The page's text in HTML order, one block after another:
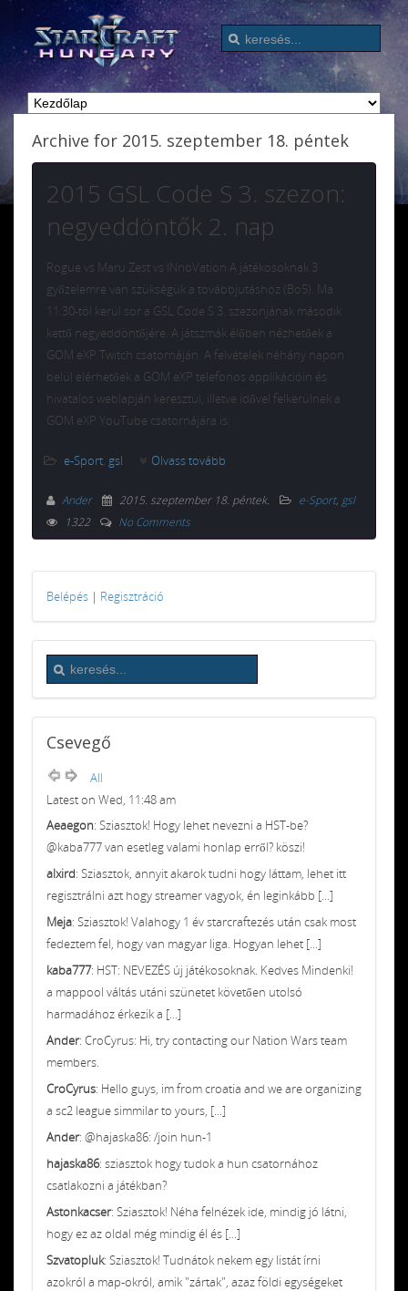
Archive for 2015. szeptember 18. péntek
2015 GSL Code S 3. szezon:
negyeddöntők 2. nap
Rogue vs Maru Zest vs INnoVation A játékosoknak 3
győzelemre van szükségük a továbbjutáshoz (Bo5). Ma
11:30-tól kerül sor a GSL Code S 3. szezonjának második
kettő negyeddöntőjére. A játszmák élőben nézhetőek a
GOM eXP Twitch csatornáján. A felvételek néhány napon
belül elérhetőek a GOM eXP telefonos applikációin és
hivatalos weblapján keresztül, illetve idővel felkerülnek a
GOM eXP YouTube csatornájára is.
e-Sport, gsl Olvass tovább
Ander 2015. szeptember 18. péntek. e-Sport, gsl
1322
No Comments
Belépés | Regisztráció
Csevegő
All
Latest on Wed, 11:48 am
Aeaegon: Sziasztok! Hogy lehet nevezni a HST-be?
@kaba777 van esetleg valami honlap erről? köszi!
alxird: Sziasztok, annyit akarok tudni hogy láttam, lehet itt
regisztrálni azt hogy streamer vagyok, én leginkább [...]
Meja: Sziasztok! Valahogy 1 év starcraftezés után csak most
fedeztem fel, hogy van magyar liga. Hogyan lehet [...]
kaba777: HST: NEVEZÉS új játékosoknak. Kedves Mindenki!
a mappool váltás utáni szünetet követően utolsó
harmadához érkezik a [...]
Ander: CroCyrus: Hi, try contacting our Nation Wars team
members.
CroCyrus: Hello guys, im from croatia and we are organizing
a sc2 league simmilar to yours, [...]
Ander: @hajaska86: /join hun-1
hajaska86: sziasztok hogy tudok a hun csatornához
csatlakozni a játékban?
Astonkacser: Sziasztok! Néha felnézek ide, mindig jó látni,
hogy ez az oldal még mindig él és [...]
Szvatopluk: Sziasztok! Tudnátok nekem egy listát írni
azokról a map-okról, amik "zártak", azaz földi egységeket